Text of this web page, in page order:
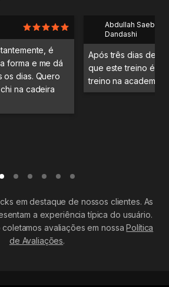
é
forma e me dá
os dias. Quero
na cadeira
Abdullah Saeb Al
Dandashi
Após três dias de
que este treino é
treino na academia.
em destaque de nossos clientes. As
a experiência típica do usuário.
avaliações em nossaPolítica
de Avaliações.